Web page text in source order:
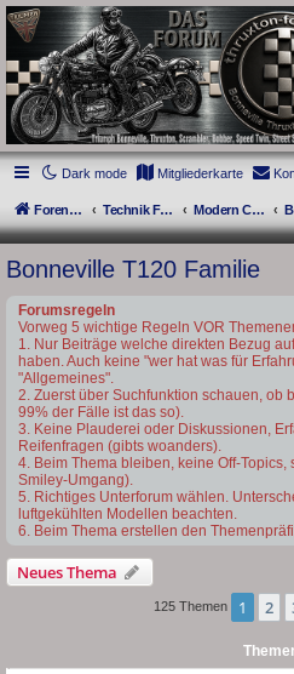
thruxton-
DAS FORUM! Alles rund um die Triumph
die New Bonneville Baureihen ab BJ
Scrambler, Bobber, Speed Twin, Street
und Speedmaster.
Dark mode
Mitgliederkarte
Foren-Übersicht Technik Forum Modern Classics - Baujahre ab 2016 [LC]
Bonneville T120 Familie
Forumsregeln
Vorweg 5 wichtige Regeln VOR
1. Nur Beiträge welche direkten Bezug
haben. Auch keine "wer hat was für
"Allgemeines".
2. Zuerst über Suchfunktion schauen, ob
99% der Fälle ist das so).
3. Keine Plauderei oder Diskussionen,
Reifenfragen (gibts woanders).
4. Beim Thema bleiben, keine Off-
Smiley-Umgang).
5. Richtiges Unterforum wählen.
luftgekühlten Modellen beachten.
6. Beim Thema erstellen den
Neues Thema
125 Themen 1 2